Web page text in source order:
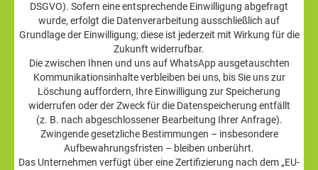
DSGVO). Sofern eine entsprechende Einwilligung abgefragt
wurde, erfolgt die Datenverarbeitung ausschließlich auf
Grundlage der Einwilligung; diese ist jederzeit mit Wirkung für die
Zukunft widerrufbar.
Die zwischen Ihnen und uns auf WhatsApp ausgetauschten
Kommunikationsinhalte verbleiben bei uns, bis Sie uns zur
Löschung auffordern, Ihre Einwilligung zur Speicherung
widerrufen oder der Zweck für die Datenspeicherung entfällt
(z. B. nach abgeschlossener Bearbeitung Ihrer Anfrage).
Zwingende gesetzliche Bestimmungen – insbesondere
Aufbewahrungsfristen – bleiben unberührt.
Das Unternehmen verfügt über eine Zertifizierung nach dem „EU-